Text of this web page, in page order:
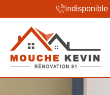
indisponible